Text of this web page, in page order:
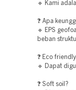
🔹 Kami
❓ Apa
🔹 EPS
beban
❓ Eco
🔹 Dapat
❓ Soft soil?